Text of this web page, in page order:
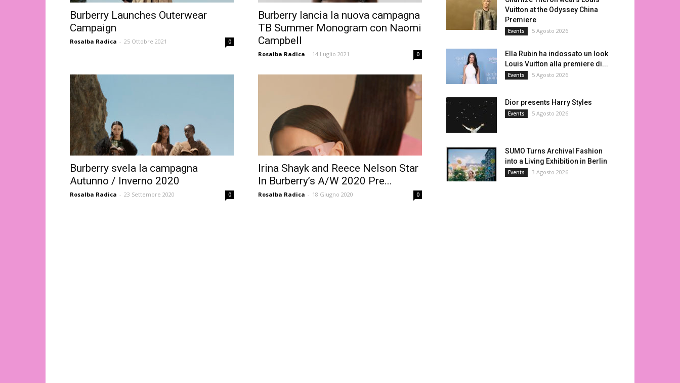
Burberry Launches Outerwear
Campaign
Rosalba Radica - 25 Ottobre 2021 0
Burberry lancia la nuova campagna
TB Summer Monogram con Naomi
Campbell
Rosalba Radica - 14 Luglio 2021 0
Burberry svela la campagna
Autunno / Inverno 2020
Rosalba Radica - 23 Settembre 2020 0
Irina Shayk and Reece Nelson Star
In Burberry’s A/W 2020 Pre...
Rosalba Radica - 18 Giugno 2020 0
Vuitton at the Odyssey China
Premiere
Events 5 Agosto 2026
Ella Rubin ha indossato un look
Louis Vuitton alla premiere di...
Events 5 Agosto 2026
Dior presents Harry Styles
Events 5 Agosto 2026
SUMO Turns Archival Fashion
into a Living Exhibition in Berlin
Events 3 Agosto 2026